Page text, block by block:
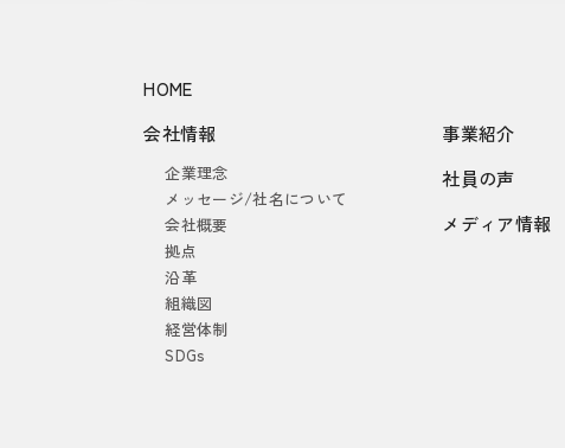
HOME
会社情報
企業理念
メッセージ/社名について
会社概要
拠点
沿革
組織図
経営体制
SDGs
事業紹介
社員の声
メディア情報